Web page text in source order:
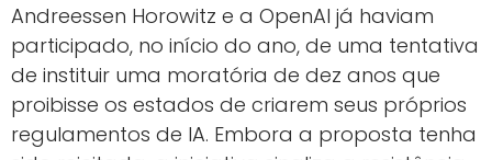
Andreessen Horowitz e a OpenAI já haviam
participado, no início do ano, de uma tentativa
de instituir uma moratória de dez anos que
proibisse os estados de criarem seus próprios
regulamentos de IA. Embora a proposta tenha